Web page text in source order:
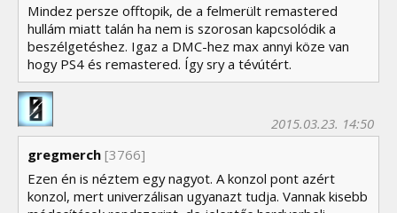
Mindez persze offtopik, de a felmerült remastered
hullám miatt talán ha nem is szorosan kapcsolódik a
beszélgetéshez. Igaz a DMC-hez max annyi köze van
hogy PS4 és remastered. Így sry a tévútért.
gregmerch
2015.03.23. 14:50
[3766]
Ezen én is néztem egy nagyot. A konzol pont azért
konzol, mert univerzálisan ugyanazt tudja. Vannak kisebb